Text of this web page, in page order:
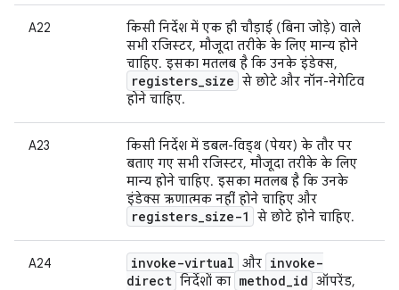
A22
किसी निर्देश में एक ही चौड़ाई (बिना जोड़े) वाले
सभी रजिस्टर, मौजूदा तरीके के लिए मान्य होने
चाहिए. इसका मतलब है कि उनके इंडेक्स,
registers_size से छोटे और नॉन-नेगेटिव
होने चाहिए.
A23
किसी निर्देश में डबल-विड्थ (पेयर) के तौर पर
बताए गए सभी रजिस्टर, मौजूदा तरीके के लिए
मान्य होने चाहिए. इसका मतलब है कि उनके
इंडेक्स ऋणात्मक नहीं होने चाहिए और
registers_size-1 से छोटे होने चाहिए.
A24 invoke-virtual और invoke-
direct निर्देशों का method_id ऑपरेंड,